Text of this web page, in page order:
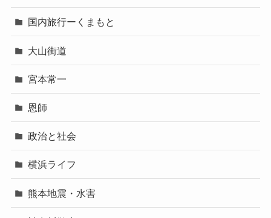
国内旅行ーくまもと
大山街道
宮本常一
恩師
政治と社会
横浜ライフ
熊本地震・水害